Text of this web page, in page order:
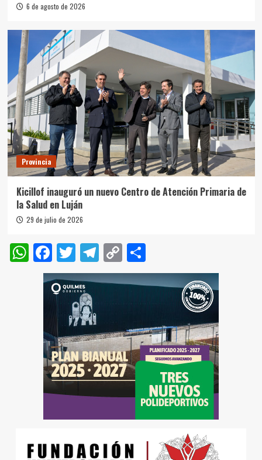
6 de agosto de 2026
Provincia
Kicillof inauguró un nuevo Centro de Atención Primaria de
la Salud en Luján
29 de julio de 2026
WhatsApp
Facebook
Twitter
Telegram
Copy
Link
Compartir